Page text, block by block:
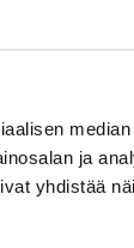
ja
yhdistää